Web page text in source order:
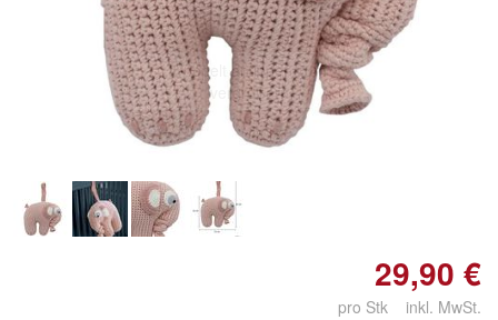
Doppelt antippen zum
vergrößern
29,90 €
pro Stk inkl. MwSt.